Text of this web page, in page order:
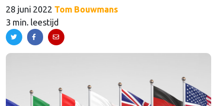
28 juni 2022 Tom Bouwmans
3 min. leestijd